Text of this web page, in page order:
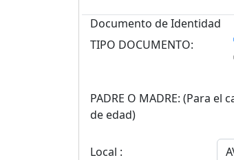
Documento de Identidad
TIPO DOCUMENTO:
PADRE O MADRE: (Para el
de edad)
Local :